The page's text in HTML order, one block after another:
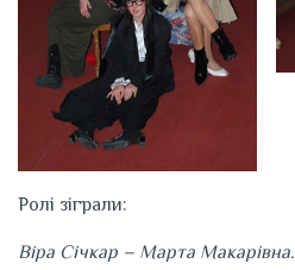
Ролі зіграли:
Віра Січкар – Марта Макарівна.